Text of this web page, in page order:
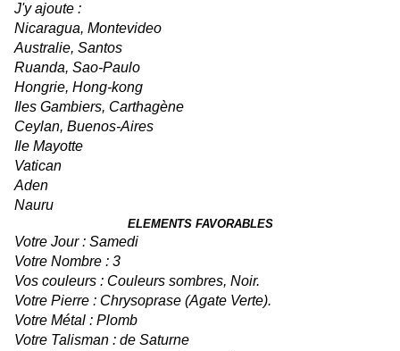
J'y ajoute :
Nicaragua, Montevideo
Australie, Santos
Ruanda, Sao-Paulo
Hongrie, Hong-kong
Iles Gambiers, Carthagène
Ceylan, Buenos-Aires
Ile Mayotte
Vatican
Aden
Nauru
ELEMENTS FAVORABLES
Votre Jour : Samedi
Votre Nombre : 3
Vos couleurs : Couleurs sombres, Noir.
Votre Pierre : Chrysoprase (Agate Verte).
Votre Métal : Plomb
Votre Talisman : de Saturne